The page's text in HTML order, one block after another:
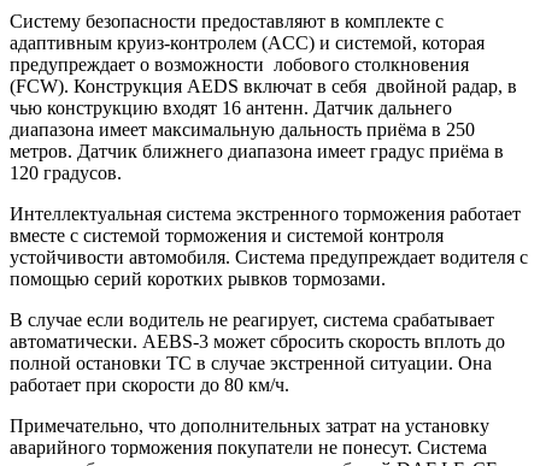
Систему безопасности предоставляют в комплекте с
адаптивным круиз-контролем (ACC) и системой, которая
предупреждает о возможности лобового столкновения
(FCW). Конструкция AEDS включат в себя двойной радар, в
чью конструкцию входят 16 антенн. Датчик дальнего
диапазона имеет максимальную дальность приёма в 250
метров. Датчик ближнего диапазона имеет градус приёма в
120 градусов.
Интеллектуальная система экстренного торможения работает
вместе с системой торможения и системой контроля
устойчивости автомобиля. Система предупреждает водителя с
помощью серий коротких рывков тормозами.
В случае если водитель не реагирует, система срабатывает
автоматически. AEBS-3 может сбросить скорость вплоть до
полной остановки ТС в случае экстренной ситуации. Она
работает при скорости до 80 км/ч.
Примечательно, что дополнительных затрат на установку
аварийного торможения покупатели не понесут. Система